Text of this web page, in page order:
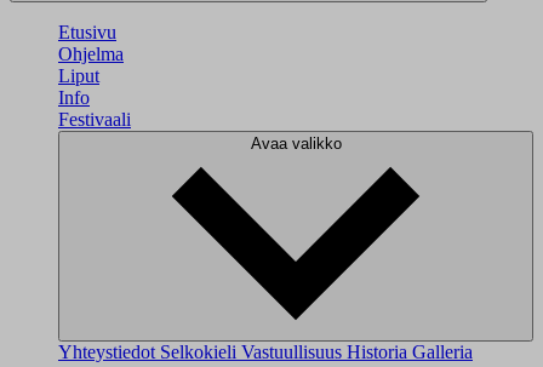
Etusivu
Ohjelma
Liput
Info
Festivaali
Avaa valikko
Yhteystiedot Selkokieli Vastuullisuus Historia Galleria